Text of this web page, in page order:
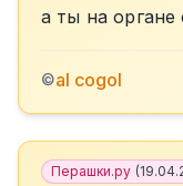
а ты на органе
©al cogol
Перашки.ру (